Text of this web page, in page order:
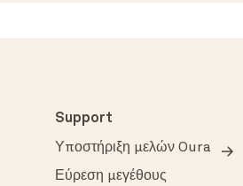
Support
Υποστήριξη μελών Oura
Εύρεση μεγέθους